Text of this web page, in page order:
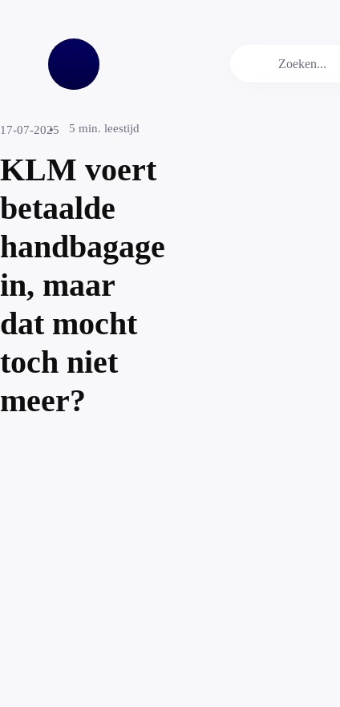
17-07-2025 5 min. leestijd
KLM voert
betaalde
handbagage
in, maar
dat mocht
toch niet
meer?